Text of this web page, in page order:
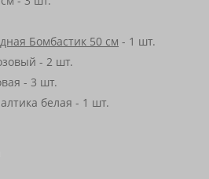
Бомбастик 50 см - 1 шт.
- 2 шт.
- 3 шт.
белая - 1 шт.